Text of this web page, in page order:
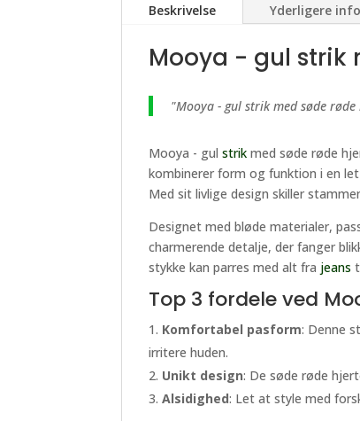
Beskrivelse Yderligere
Mooya - gul strik
"Mooya - gul strik med søde
Mooya - gul strik med søde røde
kombinerer form og funktion i en
Med sit livlige design skiller
Designet med bløde materialer,
charmerende detalje, der fanger
stykke kan parres med alt fra jeans
Top 3 fordele ved
Komfortabel pasform: Denne
irritere huden.
Unikt design: De søde røde
Alsidighed: Let at style med